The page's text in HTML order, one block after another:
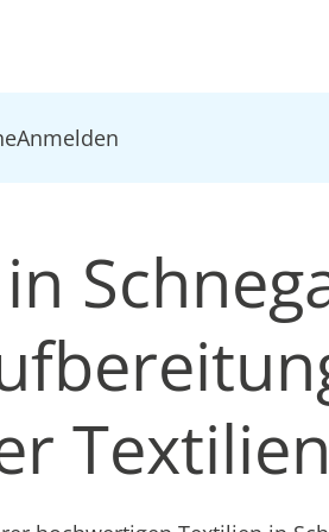
Anmelden
Textilien